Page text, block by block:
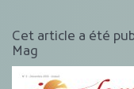
Cet article a été
Mag